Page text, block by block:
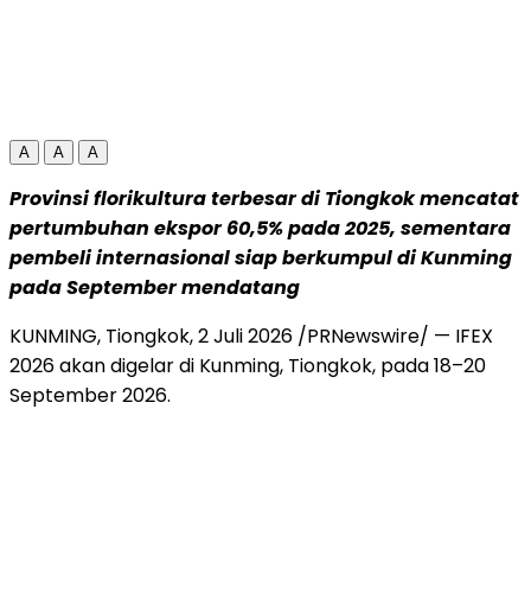
A A A
Provinsi florikultura terbesar di Tiongkok mencatat
pertumbuhan ekspor 60,5% pada 2025, sementara
pembeli internasional siap berkumpul di Kunming
pada September mendatang
KUNMING, Tiongkok,2 Juli 2026 /PRNewswire/ — IFEX
2026 akan digelar di Kunming, Tiongkok, pada 18–20
September 2026.